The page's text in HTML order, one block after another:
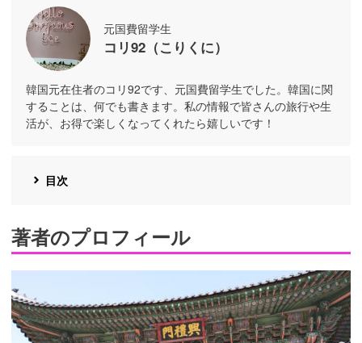
元国費留学生
コリ92（こりくに）
韓国元在住者のコリ92です、元国費留学生でした。韓国に関
することは、何でも書きます。私の情報で皆さんの旅行や生
活が、お得で楽しくなってくれたら嬉しいです！
目次
著者のプロフィール